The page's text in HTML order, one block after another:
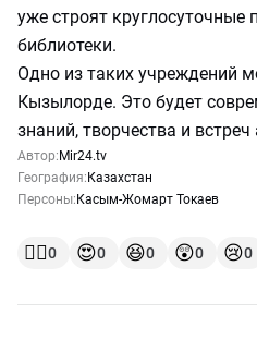
уже строят круглосуточные
библиотеки.
Одно из таких учреждений
Кызылорде. Это будет
знаний, творчества и
Автор: Mir24.tv
География: Казахстан
Персоны: Касым-Жомарт Токаев
👍🏻0 😍0 😆0 😲0 😢0